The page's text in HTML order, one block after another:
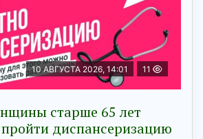
10 АВГУСТА 2026, 14:01 11
старше 65 лет
диспансеризацию